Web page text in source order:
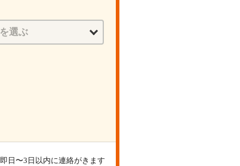
即日〜3日以内に連絡がきます